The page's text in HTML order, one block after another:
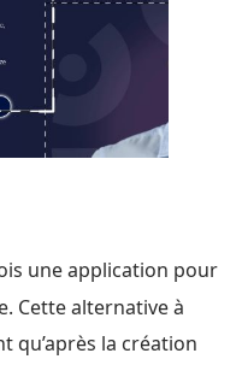
une application pour
Cette alternative à
qu’après la création